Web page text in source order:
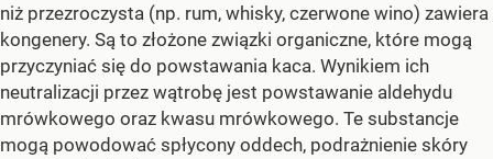
niż przezroczysta (np. rum, whisky, czerwone wino) zawiera
kongenery. Są to złożone związki organiczne, które mogą
przyczyniać się do powstawania kaca. Wynikiem ich
neutralizacji przez wątrobę jest powstawanie aldehydu
mrówkowego oraz kwasu mrówkowego. Te substancje
mogą powodować spłycony oddech, podrażnienie skóry